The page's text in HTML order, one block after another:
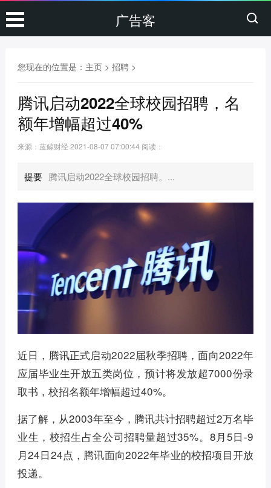
广告客
您现在的位置是： 主页> 招聘>
腾讯启动2022全球校园招聘，名
额年增幅超过40%
来源：蓝鲸财经2021-08-07 07:00:44 阅读：
提要 腾讯启动2022全球校园招聘。...
近日，腾讯正式启动2022届秋季招聘，面向2022年
应届毕业生开放五类岗位，预计将发放超7000份录
取书，校招名额年增幅超过40%。
据了解，从2003年至今，腾讯共计招聘超过2万名毕
业生，校招生占全公司招聘量超过35%。8月5日-9
月24日24点，腾讯面向2022年毕业的校招项目开放
投递。